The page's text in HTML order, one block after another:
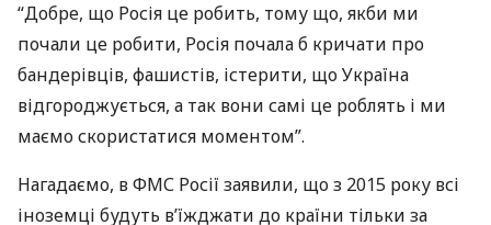
“Добре, що Росія це робить, тому що, якби ми
почали це робити, Росія почала б кричати про
бандерівців, фашистів, істерити, що Україна
відгороджується, а так вони самі це роблять і ми
маємо скористатися моментом”.
Нагадаємо, вФМС Росії заявили, що з 2015 року всі
іноземці будуть в’їжджати до країни тільки за